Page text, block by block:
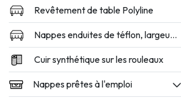
Revêtement de table Polyline
Nappes enduites de téflon, largeur 160 et 180 cm
Cuir synthétique sur les rouleaux
Nappes prêtes à l'emploi